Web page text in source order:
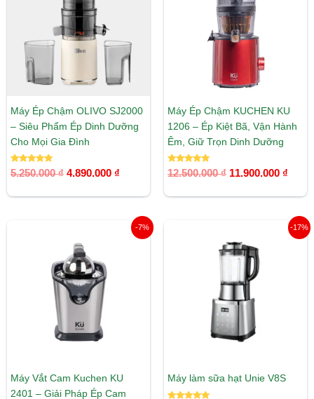
Máy Ép Chậm OLIVO SJ2000
– Siêu Phẩm Ép Dinh Dưỡng
Cho Mọi Gia Đình
Được xếp
hạng
5.250.000₫ 4.890.000 ₫
Máy Ép Chậm KUCHEN KU
1206 – Ép Kiệt Bã, Vận Hành
Êm, Giữ Trọn Dinh Dưỡng
Được xếp
hạng
12.500.000₫ 11.900.000 ₫
-7%
Máy Vắt Cam Kuchen KU
2401 – Giải Pháp Ép Cam
là:
1.500.000 ₫.
Giá
hiện
-17%
Máy làm sữa hạt Unie V8S
là:
3.886.000 ₫.
Giá
hiện